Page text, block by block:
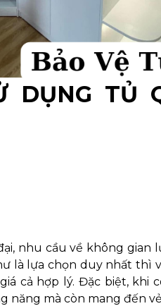
DỤNG TỦ
nhu cầu về không
là lựa chọn duy nhất thì
cả hợp lý. Đặc biệt,
năng mà còn mang đến